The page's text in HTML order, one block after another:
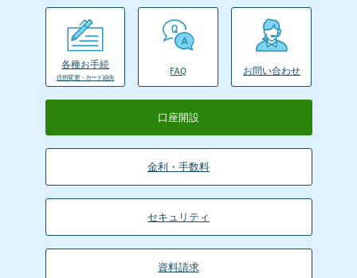
各種お手続
住所変更・カード紛失
FAQ お問い合わせ
口座開設
金利・手数料
セキュリティ
資料請求